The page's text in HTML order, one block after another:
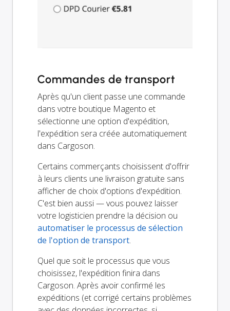
Commandes de transport
Après qu'un client passe une commande
dans votre boutique Magento et
sélectionne une option d'expédition,
l'expédition sera créée automatiquement
dans Cargoson.
Certains commerçants choisissent d'offrir
à leurs clients une livraison gratuite sans
afficher de choix d'options d'expédition.
C'est bien aussi — vous pouvez laisser
votre logisticien prendre la décision ou
automatiser le processus de sélection
de l'option de transport.
Quel que soit le processus que vous
choisissez, l'expédition finira dans
Cargoson. Après avoir confirmé les
expéditions (et corrigé certains problèmes